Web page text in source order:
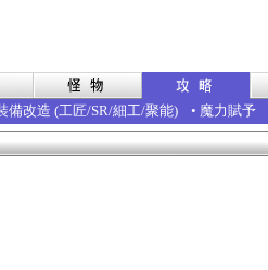
備改造 (工匠/SR/細工/聚能) • 魔力賦予